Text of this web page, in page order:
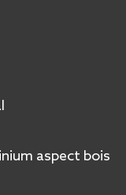
aspect bois